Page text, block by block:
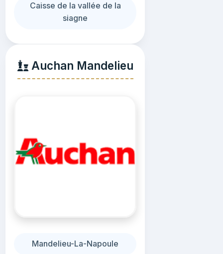
Caisse de la vallée de la
siagne
Auchan Mandelieu
Mandelieu-La-Napoule